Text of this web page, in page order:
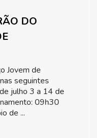
DO
Jovem de
seguintes
julho 3 a 14 de
09h30
de ...